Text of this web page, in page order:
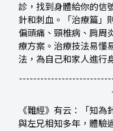
診，找到身體給你的信
針和刺血。「治療篇」
偏頭痛、頸椎病、肩周
療方案。治療技法易懂
法，為自己和家人進行
《難經》有云：「知為
與左兄相知多年，體驗